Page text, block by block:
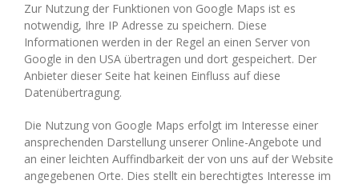
Zur Nutzung der Funktionen von Google Maps ist es
notwendig, Ihre IP Adresse zu speichern. Diese
Informationen werden in der Regel an einen Server von
Google in den USA übertragen und dort gespeichert. Der
Anbieter dieser Seite hat keinen Einfluss auf diese
Datenübertragung.
Die Nutzung von Google Maps erfolgt im Interesse einer
ansprechenden Darstellung unserer Online-Angebote und
an einer leichten Auffindbarkeit der von uns auf der Website
angegebenen Orte. Dies stellt ein berechtigtes Interesse im